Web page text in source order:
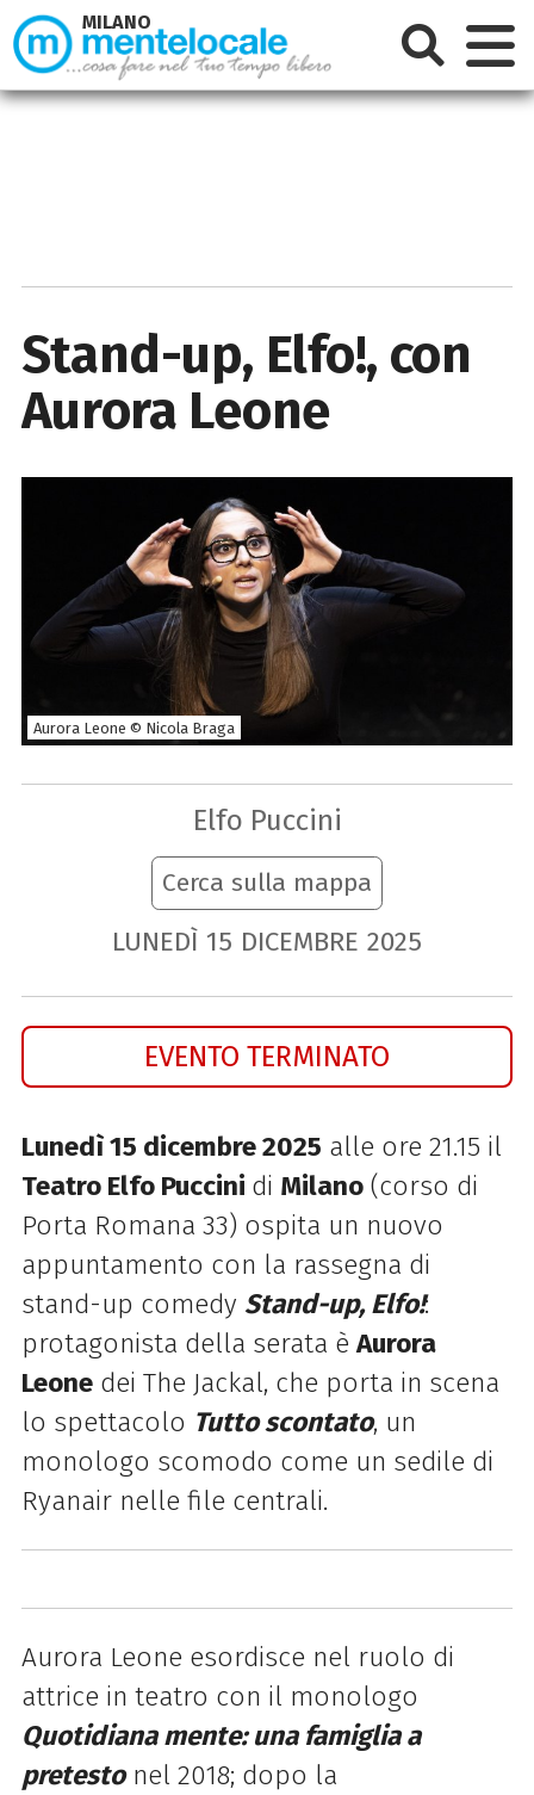
Stand-up, Elfo!, con
Aurora Leone
Aurora Leone © Nicola Braga
Elfo Puccini
Cerca sulla mappa
LUNEDÌ 15 DICEMBRE 2025
EVENTO TERMINATO
Lunedì 15 dicembre 2025 alle ore 21.15 il
Teatro Elfo Puccini di Milano(corso di
Porta Romana 33) ospita un nuovo
appuntamento con la rassegna di
stand-up comedy Stand-up, Elfo!:
protagonista della serata èAurora
Leonedei The Jackal, che porta in scena
lo spettacolo Tutto scontato, un
monologo scomodo come un sedile di
Ryanair nelle file centrali.
Aurora Leone esordisce nel ruolo di
attrice in teatro con il monologo
Quotidiana mente: una famiglia a
pretestonel 2018; dopo la
MILANO